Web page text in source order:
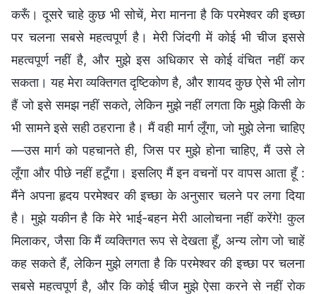
करूँ। दूसरे चाहे कुछ भी सोचें, मेरा मानना है कि परमेश्वर की इच्छा
पर चलना सबसे महत्वपूर्ण है। मेरी जिंदगी में कोई भी चीज इससे
महत्वपूर्ण नहीं है, और मुझे इस अधिकार से कोई वंचित नहीं कर
सकता। यह मेरा व्यक्तिगत दृष्टिकोण है, और शायद कुछ ऐसे भी लोग
हैं जो इसे समझ नहीं सकते, लेकिन मुझे नहीं लगता कि मुझे किसी के
भी सामने इसे सही ठहराना है। मैं वही मार्ग लूँगा, जो मुझे लेना चाहिए
—उस मार्ग को पहचानते ही, जिस पर मुझे होना चाहिए, मैं उसे ले
लूँगा और पीछे नहीं हटूँगा। इसलिए मैं इन वचनों पर वापस आता हूँ :
मैंने अपना हृदय परमेश्वर की इच्छा के अनुसार चलने पर लगा दिया
है। मुझे यकीन है कि मेरे भाई-बहन मेरी आलोचना नहीं करेंगे! कुल
मिलाकर, जैसा कि मैं व्यक्तिगत रूप से देखता हूँ, अन्य लोग जो चाहें
कह सकते हैं, लेकिन मुझे लगता है कि परमेश्वर की इच्छा पर चलना
सबसे महत्वपूर्ण है, और कि कोई चीज मुझे ऐसा करने से नहीं रोक